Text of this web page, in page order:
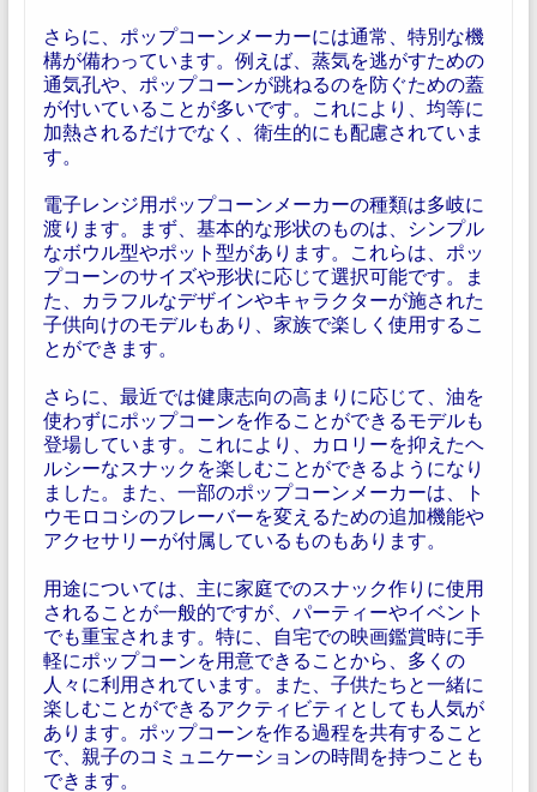
さらに、ポップコーンメーカーには通常、特別な機
構が備わっています。例えば、蒸気を逃がすための
通気孔や、ポップコーンが跳ねるのを防ぐための蓋
が付いていることが多いです。これにより、均等に
加熱されるだけでなく、衛生的にも配慮されていま
す。
電子レンジ用ポップコーンメーカーの種類は多岐に
渡ります。まず、基本的な形状のものは、シンプル
なボウル型やポット型があります。これらは、ポッ
プコーンのサイズや形状に応じて選択可能です。ま
た、カラフルなデザインやキャラクターが施された
子供向けのモデルもあり、家族で楽しく使用するこ
とができます。
さらに、最近では健康志向の高まりに応じて、油を
使わずにポップコーンを作ることができるモデルも
登場しています。これにより、カロリーを抑えたヘ
ルシーなスナックを楽しむことができるようになり
ました。また、一部のポップコーンメーカーは、ト
ウモロコシのフレーバーを変えるための追加機能や
アクセサリーが付属しているものもあります。
用途については、主に家庭でのスナック作りに使用
されることが一般的ですが、パーティーやイベント
でも重宝されます。特に、自宅での映画鑑賞時に手
軽にポップコーンを用意できることから、多くの
人々に利用されています。また、子供たちと一緒に
楽しむことができるアクティビティとしても人気が
あります。ポップコーンを作る過程を共有すること
で、親子のコミュニケーションの時間を持つことも
できます。